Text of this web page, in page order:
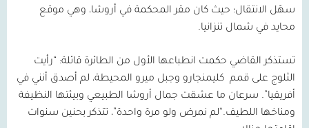
سهّل الانتقال؛ حيث كان مقر المحكمة في أروشا، وهي موقع
محايد في شمال تنزانيا.
تستذكر القاضي حكمت انطباعها الأول من الطائرة قائلة: “رأيت
الثلوج على قمم كليمنجارو وجبل ميرو المحيطة، لم أصدق أنني في
أفريقيا”. سرعان ما عشقت جمال أروشا الطبيعي وبيئتها النظيفة
ومناخها اللطيف.“لم نمرض ولو مرة واحدة”، تتذكر بحنين سنوات